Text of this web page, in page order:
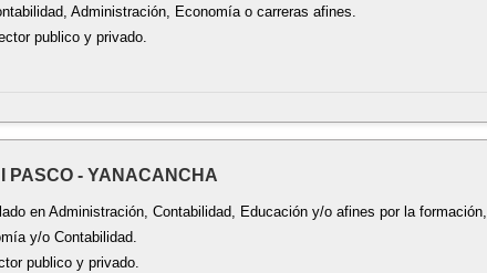
Administración, Economía o carreras afines.
publico y privado.
PASCO - YANACANCHA
en Administración, Contabilidad, Educación y/o afines por la formación,
y/o Contabilidad.
publico y privado.